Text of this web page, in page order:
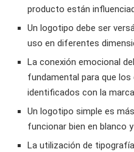
producto están
Un logotipo debe ser
uso en diferentes
La conexión emocional
fundamental para que
identificados con la
Un logotipo simple es
funcionar bien en blanco
La utilización de